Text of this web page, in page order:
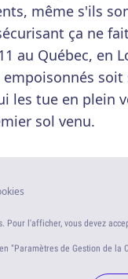
même s'ils
ça ne
au Québec, en
les tue en plein
sol venu.
Pour l'afficher, vous devez
"Paramètres de Gestion de la